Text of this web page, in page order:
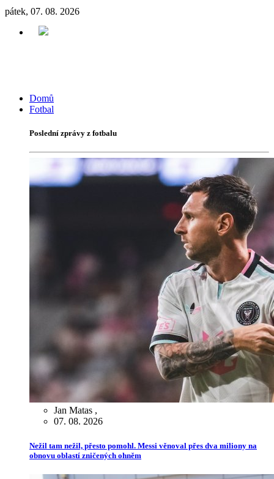
pátek, 07. 08. 2026
Domů
Fotbal
Poslední zprávy z fotbalu
Jan Matas ,
07. 08. 2026
Nežil tam nežil, přesto pomohl. Messi věnoval přes dva miliony na
obnovu oblastí zničených ohněm